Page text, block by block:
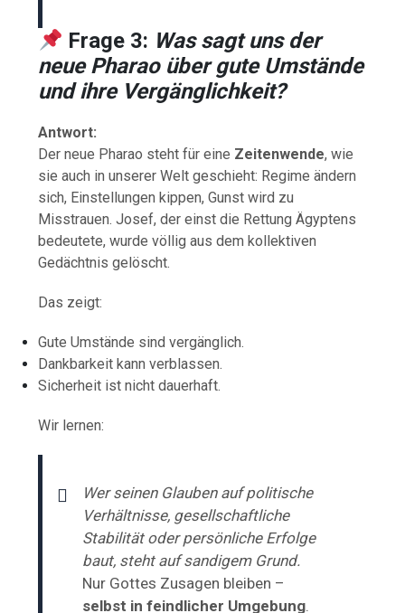
Frage 3: Was sagt uns der
neue Pharao über gute Umstände
und ihre Vergänglichkeit?
Antwort:
Der neue Pharao steht für eine Zeitenwende, wie
sie auch in unserer Welt geschieht: Regime ändern
sich, Einstellungen kippen, Gunst wird zu
Misstrauen. Josef, der einst die Rettung Ägyptens
bedeutete, wurde völlig aus dem kollektiven
Gedächtnis gelöscht.
Das zeigt:
Gute Umstände sind vergänglich.
Dankbarkeit kann verblassen.
Sicherheit ist nicht dauerhaft.
Wir lernen:
Wer seinen Glauben auf politische
Verhältnisse, gesellschaftliche
Stabilität oder persönliche Erfolge
baut, steht auf sandigem Grund.
Nur Gottes Zusagen bleiben –
selbst in feindlicher Umgebung.